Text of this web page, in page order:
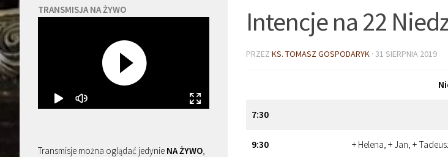
Intencje na 22
PRZEZ KS. TOMASZ GOSPODARYK · 31 SIERPNIA 2019
7:30
9:30 + Helena, + Jan, +
TRANSMISJA NA ŻYWO
Transmisje można oglądać jedynie NA ŻYWO,